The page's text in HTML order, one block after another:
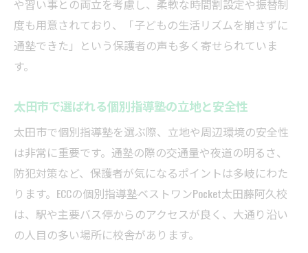
や習い事との両立を考慮し、柔軟な時間割設定や振替制
度も用意されており、「子どもの生活リズムを崩さずに
通塾できた」という保護者の声も多く寄せられていま
す。
太田市で選ばれる個別指導塾の立地と安全性
太田市で個別指導塾を選ぶ際、立地や周辺環境の安全性
は非常に重要です。通塾の際の交通量や夜道の明るさ、
防犯対策など、保護者が気になるポイントは多岐にわた
ります。ECCの個別指導塾ベストワンPocket太田藤阿久校
は、駅や主要バス停からのアクセスが良く、大通り沿い
の人目の多い場所に校舎があります。